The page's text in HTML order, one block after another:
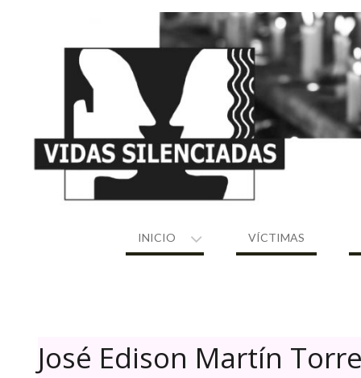
INICIO VÍCTIMAS
José Edison Martín